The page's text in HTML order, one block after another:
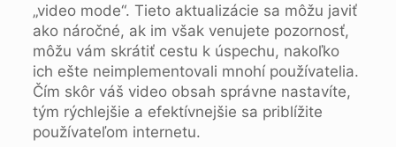
„video mode“. Tieto aktualizácie sa môžu javiť
ako náročné, ak im však venujete pozornosť,
môžu vám skrátiť cestu k úspechu, nakoľko
ich ešte neimplementovali mnohí používatelia.
Čím skôr váš video obsah správne nastavíte,
tým rýchlejšie a efektívnejšie sa priblížite
používateľom internetu.